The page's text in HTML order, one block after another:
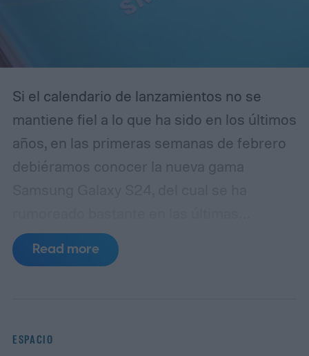
Si el calendario de lanzamientos no se
mantiene fiel a lo que ha sido en los últimos
años, en las primeras semanas de febrero
debiéramos conocer la nueva gama
semanas, sobre todo en lo relativo a sus
pantallas.
Lo cierto es que la gama Galaxy S
Read more
ESPACIO